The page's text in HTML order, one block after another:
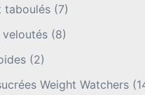
taboulés (7)
veloutés (8)
(2)
Weight Watchers